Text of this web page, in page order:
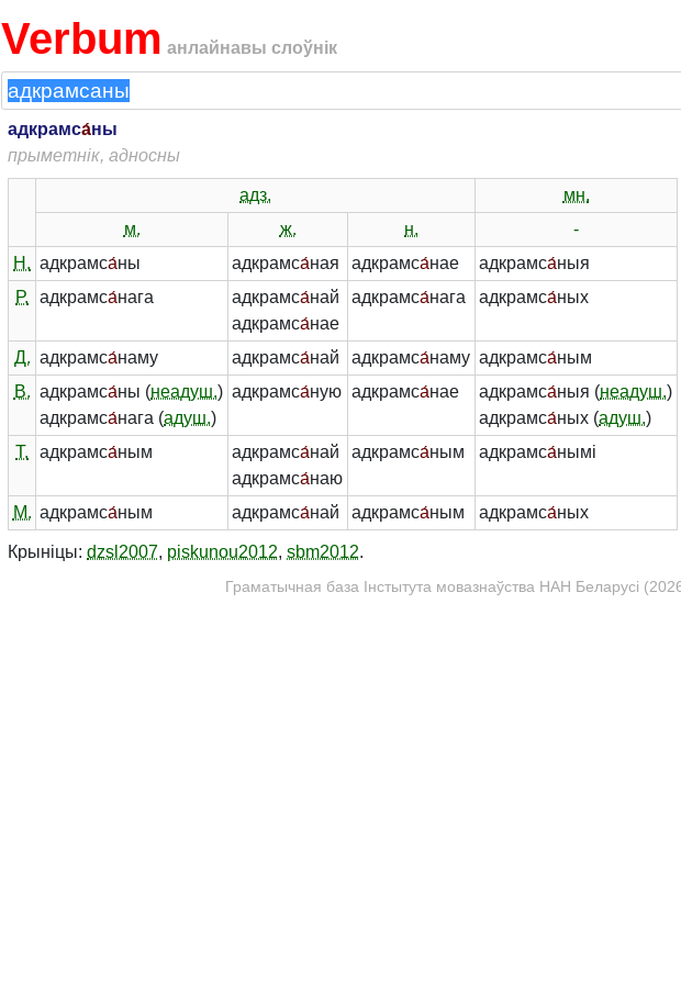
Verbum анлайнавы слоўнік
адкрамса́ны
прыметнік, адносны
адз.
мн.
м.
ж. н.
-
Н. адкрамса́ны адкрамса́ная адкрамса́нае адкрамса́ныя
Р.
адкрамса́нага адкрамса́най
адкрамса́нае
адкрамса́нага адкрамса́ных
Д. адкрамса́наму адкрамса́най адкрамса́наму адкрамса́ным
В. адкрамса́ны (неадуш.)
адкрамса́нага (адуш.)
адкрамса́ную адкрамса́нае адкрамса́ныя (неадуш.)
адкрамса́ных (адуш.)
Т.
адкрамса́ным адкрамса́най
адкрамса́наю
адкрамса́ным адкрамса́нымі
М. адкрамса́ным адкрамса́най адкрамса́ным адкрамса́ных
Крыніцы: dzsl2007, piskunou2012, sbm2012.
Граматычная база Інстытута мовазнаўства НАН Беларусі